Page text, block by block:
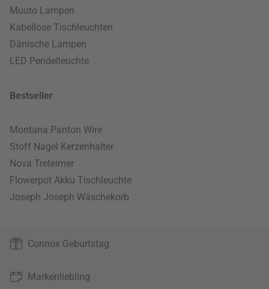
Muuto Lampen
Kabellose Tischleuchten
Dänische Lampen
LED Pendelleuchte
Bestseller
Montana Panton Wire
Stoff Nagel Kerzenhalter
Nova Treteimer
Flowerpot Akku Tischleuchte
Joseph Joseph Wäschekorb
Connox Geburtstag
Markenliebling